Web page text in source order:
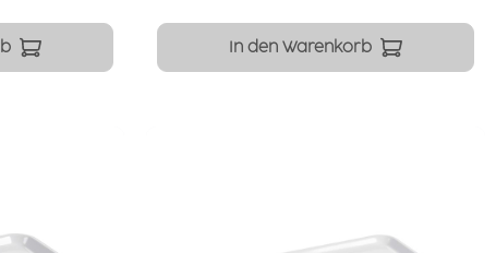
In den Warenkorb